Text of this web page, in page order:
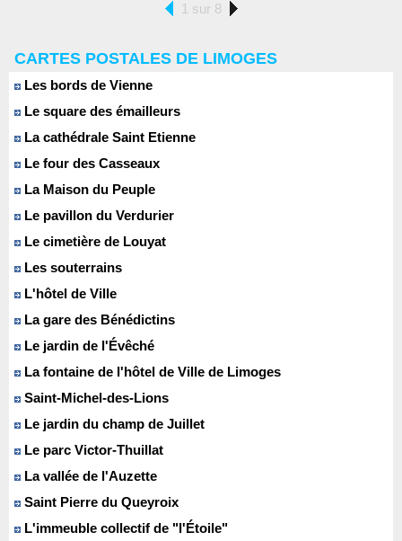
1 sur 8
CARTES POSTALES DE LIMOGES
Les bords de Vienne
Le square des émailleurs
La cathédrale Saint Etienne
Le four des Casseaux
La Maison du Peuple
Le pavillon du Verdurier
Le cimetière de Louyat
Les souterrains
L'hôtel de Ville
La gare des Bénédictins
Le jardin de l'Évêché
La fontaine de l'hôtel de Ville de Limoges
Saint-Michel-des-Lions
Le jardin du champ de Juillet
Le parc Victor-Thuillat
La vallée de l'Auzette
Saint Pierre du Queyroix
L'immeuble collectif de "l'Étoile"